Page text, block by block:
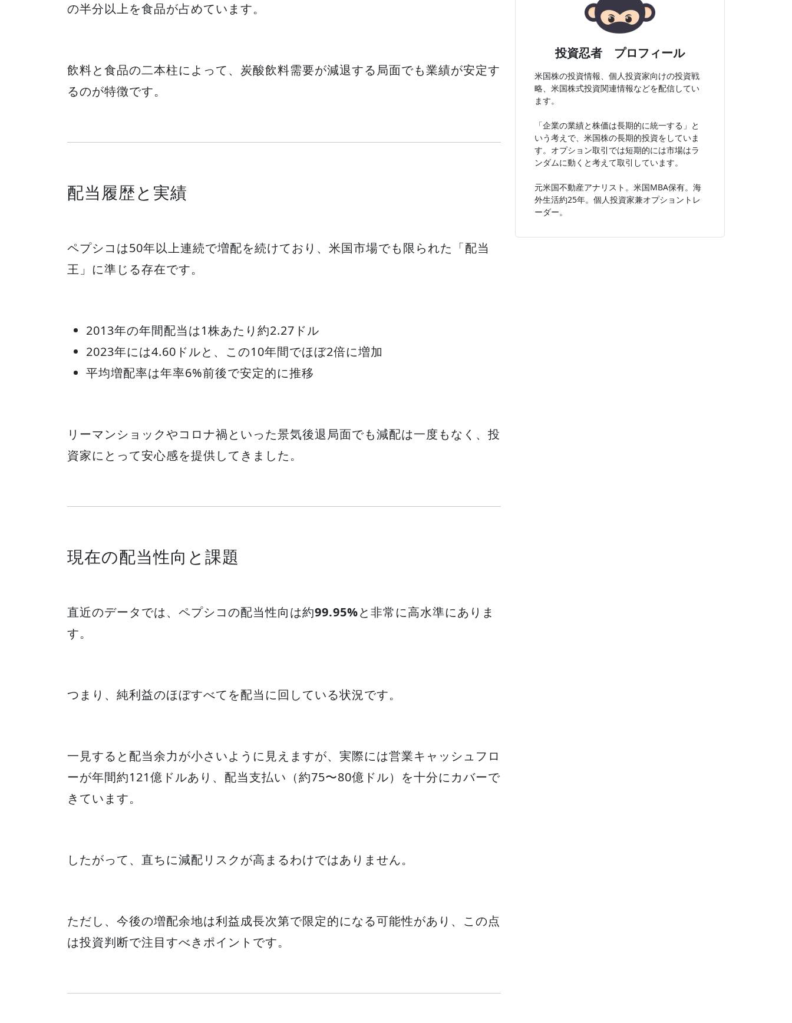
の半分以上を食品が占めています。
飲料と食品の二本柱によって、炭酸飲料需要が減退する局面でも業績が安定す
るのが特徴です。
配当履歴と実績
ペプシコは50年以上連続で増配を続けており、米国市場でも限られた「配当
王」に準じる存在です。
2013年の年間配当は1株あたり約2.27ドル
2023年には4.60ドルと、この10年間でほぼ2倍に増加
平均増配率は年率6%前後で安定的に推移
リーマンショックやコロナ禍といった景気後退局面でも減配は一度もなく、投
資家にとって安心感を提供してきました。
現在の配当性向と課題
直近のデータでは、ペプシコの配当性向は約99.95%と非常に高水準にありま
す。
つまり、純利益のほぼすべてを配当に回している状況です。
一見すると配当余力が小さいように見えますが、実際には営業キャッシュフロ
ーが年間約121億ドルあり、配当支払い（約75〜80億ドル）を十分にカバーで
きています。
したがって、直ちに減配リスクが高まるわけではありません。
ただし、今後の増配余地は利益成長次第で限定的になる可能性があり、この点
は投資判断で注目すべきポイントです。
投資忍者 プロフィール
米国株の投資情報、個人投資家向けの投資戦
略、米国株式投資関連情報などを配信してい
ます。
「企業の業績と株価は長期的に統一する」と
いう考えで、米国株の長期的投資をしていま
す。オプション取引では短期的には市場はラ
ンダムに動くと考えて取引しています。
元米国不動産アナリスト。米国MBA保有。海
外生活約25年。個人投資家兼オプショントレ
ーダー。